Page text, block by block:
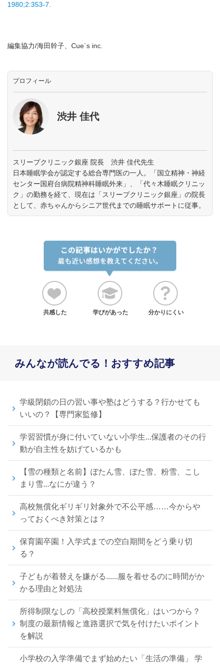
1980;2:353-7.
編集協力/海田幹子、Cue`s inc.
プロフィール
渋井 佳代
スリープクリニック銀座 院長 渋井 佳代先生
日本睡眠学会が認定する総合専門医の一人。「国立精神・神経
センター国府台病院精神科睡眠外来」、「代々木睡眠クリニッ
ク」の勤務を経て、現在は「スリープクリニック銀座」の院長
として、赤ちゃんからシニア世代までの睡眠サポートに従事。
共感した 学びがあった 分かりにくい
みんなが読んでる！おすすめ記事
学級閉鎖の日の習い事や塾はどうする？行かせても
いいの？【専門家監修】
学習習慣が身に付いていない小学生...保護者のその行
動が自主性を妨げているかも
【雪の種類と名前】ぼたん雪、ぼた雪、粉雪、こし
まり雪...なにが違う？
高校無償化ギリギリ対象外で不公平感……今からや
っておくべき対策とは？
保育園卒園！入学式までの空白期間をどう乗り切
る？
子どもが着替えを嫌がる......服を着せるのに時間がか
かる理由と対処法
所得制限なしの「高校授業料無償化」はいつから？
制度の最新情報と進路選択で気を付けたいポイント
を解説
小学校の入学準備でまず始めたい「生活の準備」 学